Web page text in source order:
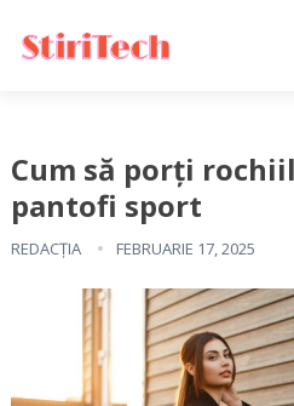
Cum să porți
pantofi sport
REDACȚIA FEBRUARIE 17, 2025